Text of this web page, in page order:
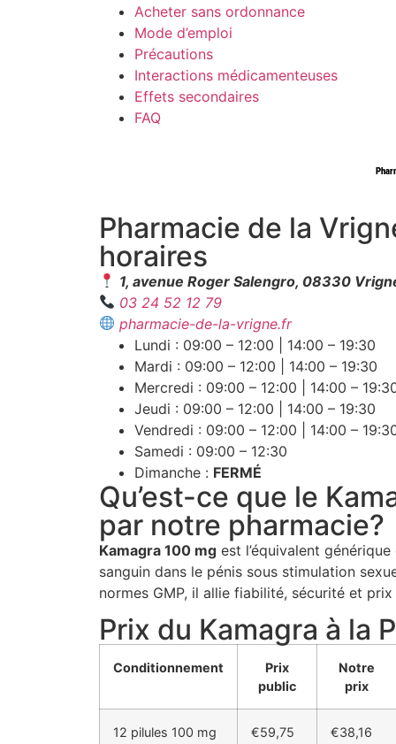
Acheter sans ordonnance
Mode d’emploi
Précautions
Interactions médicamenteuses
Effets secondaires
FAQ
Pharmacie de la
horaires
1, avenue Roger Salengro, 08330
03 24 52 12 79
pharmacie-de-la-vrigne.fr
Lundi : 09:00 – 12:00 | 14:00 – 19:30
Mardi : 09:00 – 12:00 | 14:00 – 19:30
Mercredi : 09:00 – 12:00 | 14:00 –
Jeudi : 09:00 – 12:00 | 14:00 – 19:30
Vendredi : 09:00 – 12:00 | 14:00 –
Samedi : 09:00 – 12:30
Dimanche : FERMÉ
Qu’est-ce que le
par notre pharmacie?
Kamagra 100 mg est l’équivalent
sanguin dans le pénis sous stimulation
normes GMP, il allie fiabilité, sécurité et
Prix du Kamagra à la
Conditionnement
Prix
public
Notre
prix
12 pilules 100 mg €59,75 €38,16